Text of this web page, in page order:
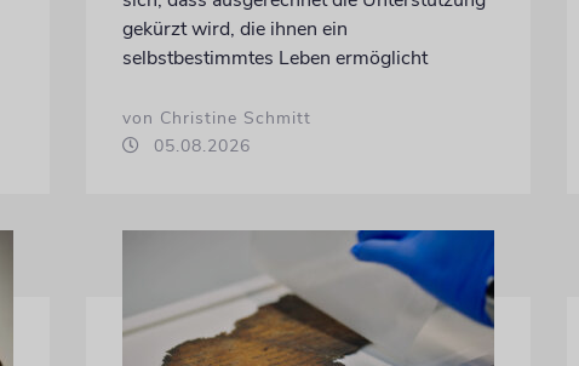
gekürzt wird, die ihnen ein
selbstbestimmtes Leben ermöglicht
von Christine Schmitt
05.08.2026